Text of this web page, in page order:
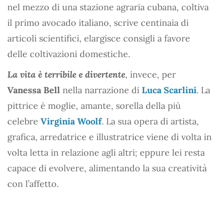
nel mezzo di una stazione agraria cubana, coltiva
il primo avocado italiano, scrive centinaia di
articoli scientifici, elargisce consigli a favore
delle coltivazioni domestiche.
La vita è terribile e divertente, invece, per
Vanessa Bell nella narrazione di Luca Scarlini. La
pittrice è moglie, amante, sorella della più
celebre Virginia Woolf. La sua opera di artista,
grafica, arredatrice e illustratrice viene di volta in
volta letta in relazione agli altri; eppure lei resta
capace di evolvere, alimentando la sua creatività
con l’affetto.